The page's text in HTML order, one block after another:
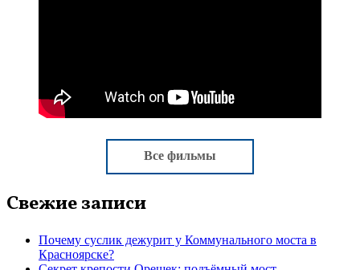
Все фильмы
Свежие записи
Почему суслик дежурит у Коммунального моста в
Красноярске?